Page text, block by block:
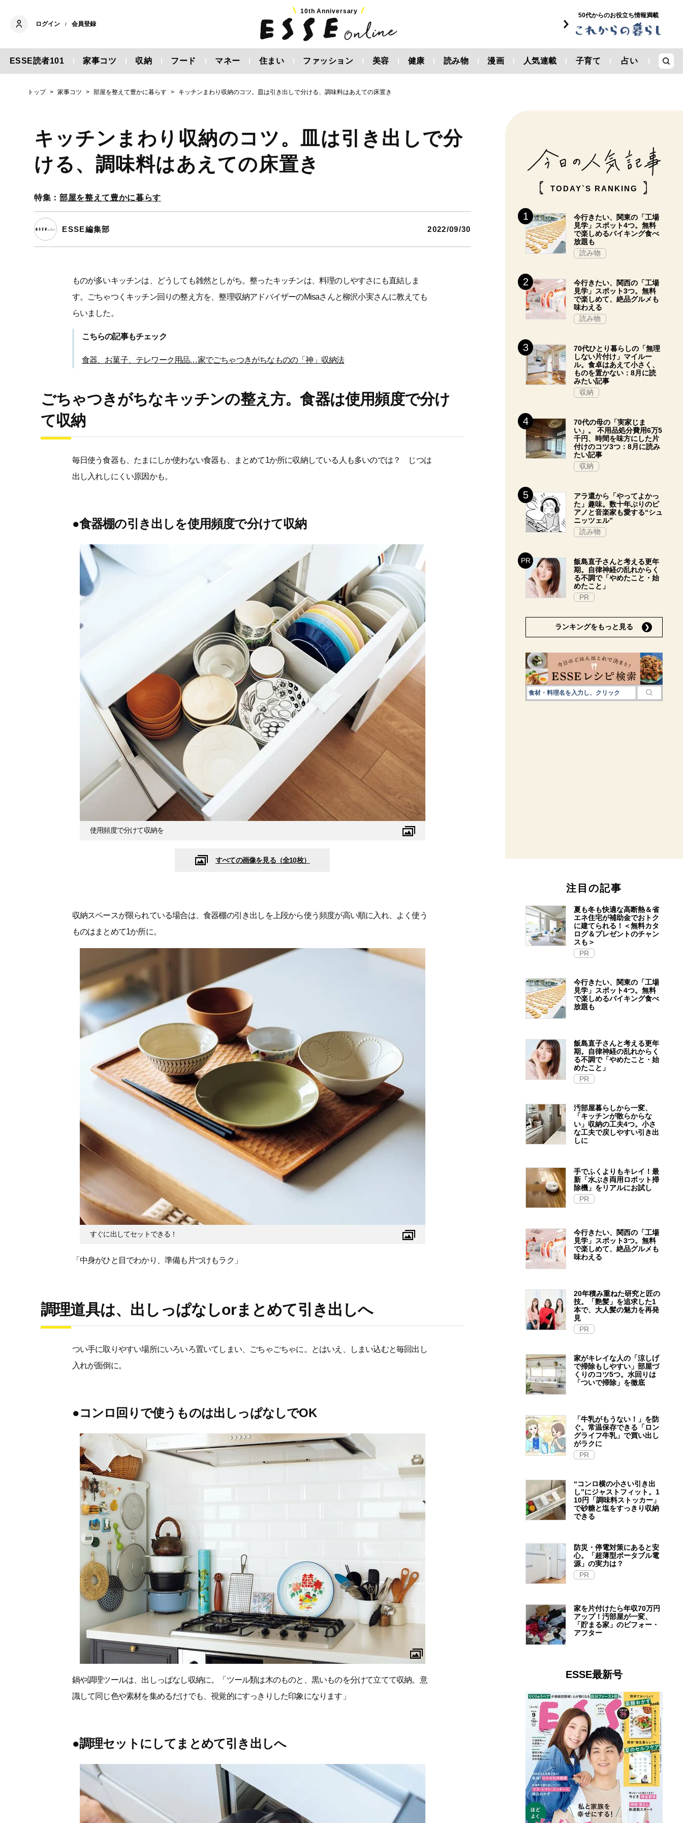
ログイン / 会員登録
10th Anniversary
50代からのお役立ち情報満載
ESSE読者101 家事コツ 収納 フード マネー 住まい ファッション 美容 健康 読み物 漫画 人気連載 子育て 占い
トップ 家事コツ 部屋を整えて豊かに暮らす キッチンまわり収納のコツ。皿は引き出しで分ける、調味料はあえての床置き
キッチンまわり収納のコツ。皿は引き出しで分
ける、調味料はあえての床置き
特集：部屋を整えて豊かに暮らす
ESSE編集部 2022/09/30
ものが多いキッチンは、どうしても雑然としがち。整ったキッチンは、料理のしやすさにも直結しま
す。ごちゃつくキッチン回りの整え方を、整理収納アドバイザーのMisaさんと柳沢小実さんに教えても
らいました。
こちらの記事もチェック
食器、お菓子、テレワーク用品…家でごちゃつきがちなものの「神」収納法
ごちゃつきがちなキッチンの整え方。食器は使用頻度で分け
て収納
毎日使う食器も、たまにしか使わない食器も、まとめて1か所に収納している人も多いのでは？ じつは
出し入れしにくい原因かも。
●食器棚の引き出しを使用頻度で分けて収納
使用頻度で分けて収納を
すべての画像を見る（全10枚）
収納スペースが限られている場合は、食器棚の引き出しを上段から使う頻度が高い順に入れ、よく使う
ものはまとめて1か所に。
すぐに出してセットできる！
「中身がひと目でわかり、準備も片づけもラク」
調理道具は、出しっぱなしorまとめて引き出しへ
つい手に取りやすい場所にいろいろ置いてしまい、ごちゃごちゃに。とはいえ、しまい込むと毎回出し
入れが面倒に。
●コンロ回りで使うものは出しっぱなしでOK
鍋や調理ツールは、出しっぱなし収納に。「ツール類は木のものと、黒いものを分けて立てて収納。意
識して同じ色や素材を集めるだけでも、視覚的にすっきりした印象になります」
●調理セットにしてまとめて引き出しへ
TODAY`S RANKING
今行きたい、関東の「工場
見学」スポット4つ。無料
で楽しめるバイキング食べ
放題も
読み物
今行きたい、関西の「工場
見学」スポット3つ。無料
で楽しめて、絶品グルメも
味わえる
読み物
70代ひとり暮らしの「無理
しない片付け」マイルー
ル。食卓はあえて小さく、
ものを置かない：8月に読
みたい記事
収納
70代の母の「実家じま
い」。 不用品処分費用6万5
千円、時間を味方にした片
付けのコツ3つ：8月に読み
たい記事
収納
アラ還から「やってよかっ
た」趣味。数十年ぶりのピ
アノと音楽家も愛する“シュ
ニッツェル”
読み物
飯島直子さんと考える更年
期。自律神経の乱れからく
る不調で「やめたこと・始
めたこと」
PR
ランキングをもっと見る
注目の記事
夏も冬も快適な高断熱＆省
エネ住宅が補助金でおトク
に建てられる！＜無料カタ
ログ＆プレゼントのチャン
スも＞
PR
今行きたい、関東の「工場
見学」スポット4つ。無料
で楽しめるバイキング食べ
放題も
飯島直子さんと考える更年
期。自律神経の乱れからく
る不調で「やめたこと・始
めたこと」
PR
汚部屋暮らしから一変、
「キッチンが散らからな
い」収納の工夫4つ。小さ
な工夫で戻しやすい引き出
しに
手でふくよりもキレイ！最
新「水ぶき両用ロボット掃
除機」をリアルにお試し
PR
今行きたい、関西の「工場
見学」スポット3つ。無料
で楽しめて、絶品グルメも
味わえる
20年積み重ねた研究と匠の
技。「艶髪」を追求した1
本で、大人髪の魅力を再発
見
PR
家がキレイな人の「涼しげ
で掃除もしやすい」部屋づ
くりのコツ5つ。水回りは
「ついで掃除」を徹底
「牛乳がもうない！」を防
ぐ。常温保存できる「ロン
グライフ牛乳」で買い出し
がラクに
PR
“コンロ横の小さい引き出
し”にジャストフィット。1
10円「調味料ストッカー」
で砂糖と塩をすっきり収納
できる
防災・停電対策にあると安
心。「超薄型ポータブル電
源」の実力は？​
PR
家を片付けたら年収70万円
アップ！汚部屋が一変、
「貯まる家」のビフォー・
アフター
ESSE最新号